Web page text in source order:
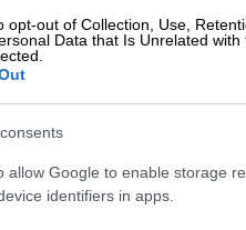
opt-out of Collection, Use,
Data that Is Unrelated
allow Google to enable storage
identifiers in apps.
της Ασφάλειας
οι οποίες έχουν
του Ασυρμάτου
γεγονός